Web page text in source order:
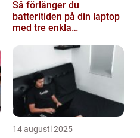
Så förlänger du
batteritiden på din laptop
med tre enkla
14 augusti 2025